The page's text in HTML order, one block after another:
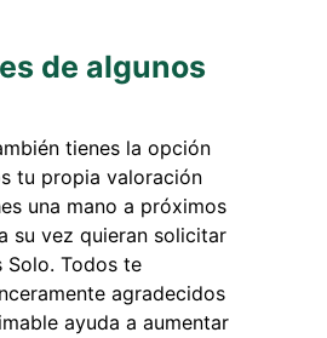
de algunos
tienes la opción
tu propia valoración
una mano a próximos
su vez quieran solicitar
Solo. Todos te
agradecidos
ayuda a aumentar